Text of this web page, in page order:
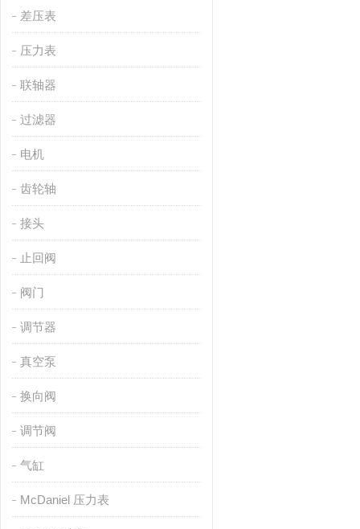
差压表
压力表
联轴器
过滤器
电机
齿轮轴
接头
止回阀
阀门
调节器
真空泵
换向阀
调节阀
气缸
McDaniel 压力表